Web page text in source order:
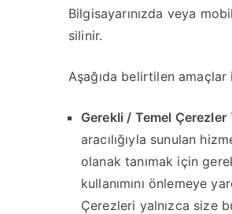
Bilgisayarınızda veya
silinir.
Aşağıda belirtilen amaçlar
Gerekli / Temel Çerezler
aracılığıyla sunulan
olanak tanımak için
kullanımını önlemeye
Çerezleri yalnızca size